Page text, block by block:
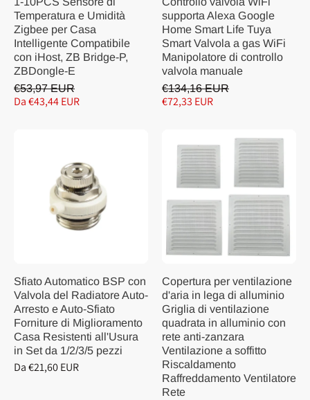
Temperatura e Umidità
Zigbee per Casa
Intelligente Compatibile
con iHost, ZB Bridge-P,
ZBDongle-E
€53,97 EUR
Da €43,44 EUR
supporta Alexa Google
Home Smart Life Tuya
Smart Valvola a gas WiFi
Manipolatore di controllo
valvola manuale
€134,16 EUR
€72,33 EUR
Sfiato Automatico BSP con
Valvola del Radiatore Auto-
Arresto e Auto-Sfiato
Forniture di Miglioramento
Casa Resistenti all'Usura
in Set da 1/2/3/5 pezzi
Da €21,60 EUR
Copertura per ventilazione
d'aria in lega di alluminio
Griglia di ventilazione
quadrata in alluminio con
rete anti-zanzara
Ventilazione a soffitto
Riscaldamento
Raffreddamento Ventilatore
Rete